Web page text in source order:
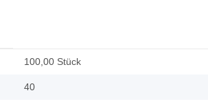
100,00 Stück
40